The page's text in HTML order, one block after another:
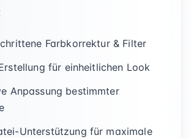
Farbkorrektur & Filter
für einheitlichen Look
Anpassung bestimmter
Unterstützung für maximale